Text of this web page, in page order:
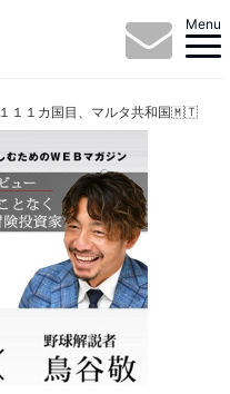
Menu
１１１カ国目、マルタ共和国🇲🇹